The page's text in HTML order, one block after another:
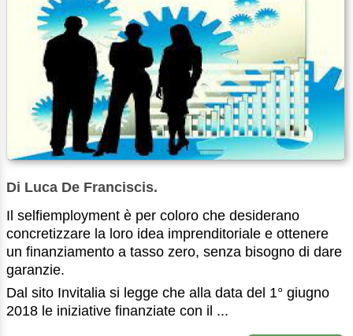
Di Luca De Franciscis.
Il selfiemployment è per coloro che desiderano
concretizzare la loro idea imprenditoriale e ottenere
un finanziamento a tasso zero, senza bisogno di dare
garanzie.
Dal sito Invitalia si legge che alla data del 1° giugno
2018 le iniziative finanziate con il ...